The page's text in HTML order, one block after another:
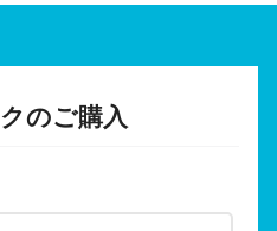
のご購入